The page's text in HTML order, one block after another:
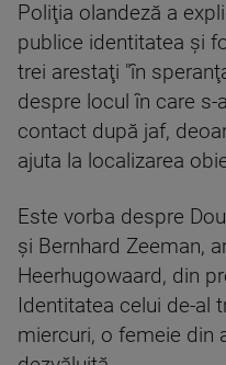
Poliţia olandeză a
publice identitatea şi
trei arestaţi "în
despre locul în care
contact după jaf,
ajuta la localizarea
Este vorba despre
şi Bernhard Zeeman,
Heerhugowaard, din
Identitatea celui de-al
miercuri, o femeie din